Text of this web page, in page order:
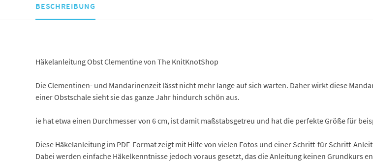
BESCHREIBUNG
Häkelanleitung Obst Clementine von The KnitKnotShop
Die Clementinen- und Mandarinenzeit lässt nicht mehr lange auf sich warten. Daher wirkt diese
einer Obstschale sieht sie das ganze Jahr hindurch schön aus.
ie hat etwa einen Durchmesser von 6 cm, ist damit maßstabsgetreu und hat die perfekte Größe für
Diese Häkelanleitung im PDF-Format zeigt mit Hilfe von vielen Fotos und einer Schritt-für Schritt-
Dabei werden einfache Häkelkenntnisse jedoch voraus gesetzt, das die Anleitung keinen Grundkurs